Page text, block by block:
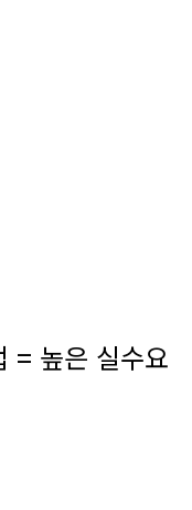
= 높은 실수요